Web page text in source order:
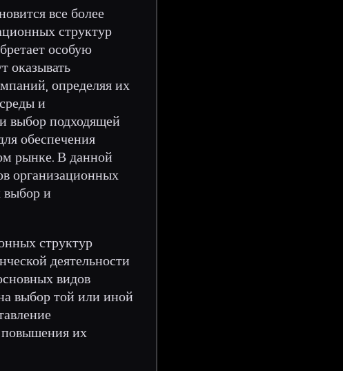
все более
структур
особую
оказывать
определяя их
и
выбор подходящей
обеспечения
рынке. В данной
организационных
выбор и
структур
деятельности
видов
выбор той или иной
повышения их